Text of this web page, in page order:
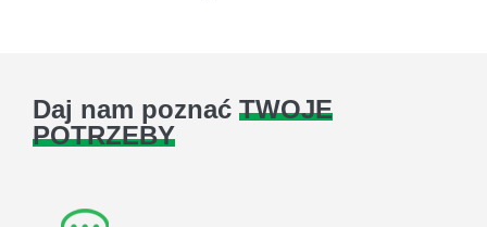
Daj nam poznać TWOJE
POTRZEBY